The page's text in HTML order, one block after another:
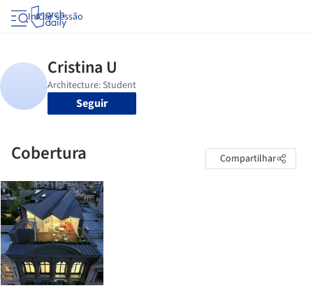
Iniciar sessão
Seguir
Cobertura Compartilhar